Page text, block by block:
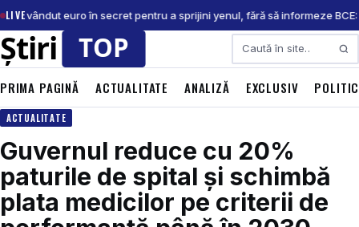
LIVE
au vândut euro în secret pentru a sprijini yenul, fără să informeze
Caută
PRIMA PAGINĂ ACTUALITATE ANALIZĂ EXCLUSIV
ACTUALITATE
Guvernul reduce cu 20%
paturile de spital și schimbă
plata medicilor pe criterii de